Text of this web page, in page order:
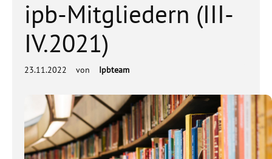
ipb-Mitgliedern (III-
IV.2021)
23.11.2022 von Ipbteam